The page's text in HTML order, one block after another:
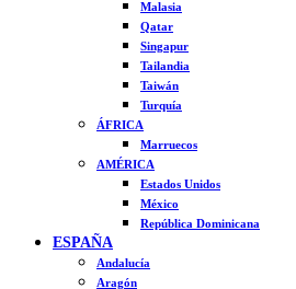
Malasia
Qatar
Singapur
Tailandia
Taiwán
Turquía
ÁFRICA
Marruecos
AMÉRICA
Estados Unidos
México
República Dominicana
ESPAÑA
Andalucía
Aragón